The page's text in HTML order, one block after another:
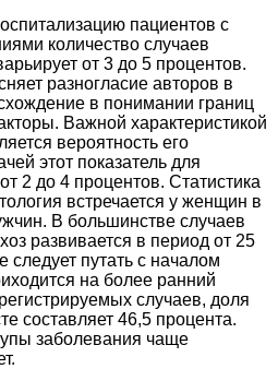
пациентов с
количество случаев
от 3 до 5 процентов.
разногласие авторов в
в понимании границ
Важной характеристикой
вероятность его
этот показатель для
2 до 4 процентов. Статистика
встречается у женщин в
В большинстве случаев
развивается в период от 25
следует путать с началом
на более ранний
случаев, доля
составляет 46,5 процента.
заболевания чаще